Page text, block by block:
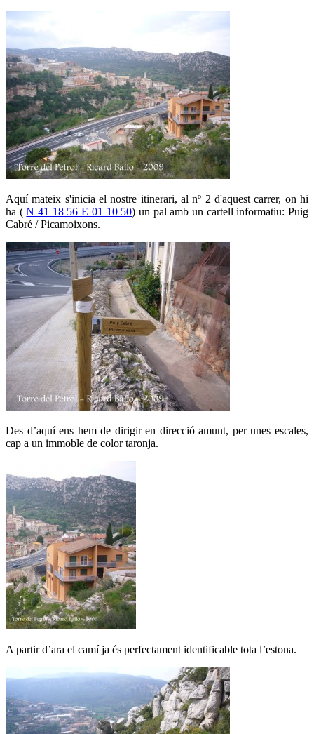
Aquí mateix s'inicia el nostre itinerari, al nº 2 d'aquest carrer, on hi
ha (N 41 18 56 E 01 10 50) un pal amb un cartell informatiu: Puig
Cabré / Picamoixons.
Des d’aquí ens hem de dirigir en direcció amunt, per unes escales,
cap a un immoble de color taronja.
A partir d’ara el camí ja és perfectament identificable tota l’estona.